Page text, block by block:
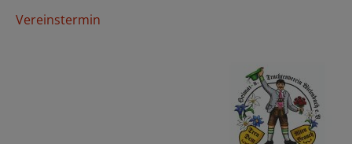
Vereinstermin